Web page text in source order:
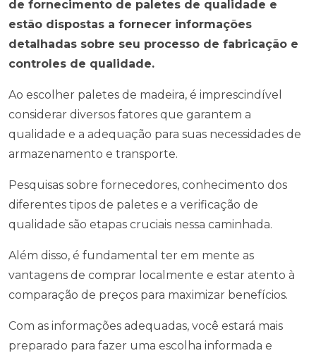
de fornecimento de paletes de qualidade e
estão dispostas a fornecer informações
detalhadas sobre seu processo de fabricação e
controles de qualidade.
Ao escolher paletes de madeira, é imprescindível
considerar diversos fatores que garantem a
qualidade e a adequação para suas necessidades de
armazenamento e transporte.
Pesquisas sobre fornecedores, conhecimento dos
diferentes tipos de paletes e a verificação de
qualidade são etapas cruciais nessa caminhada.
Além disso, é fundamental ter em mente as
vantagens de comprar localmente e estar atento à
comparação de preços para maximizar benefícios.
Com as informações adequadas, você estará mais
preparado para fazer uma escolha informada e